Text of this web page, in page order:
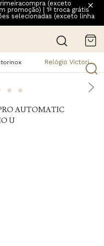
(exceto
promoção) | 1ª troca grátis
selecionadas (exceto linha
Relógio Victorinox Dive Pro Automatic Masculino 242071 - Tamanho U
AUTOMATIC
U